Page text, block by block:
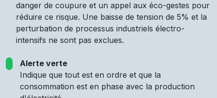
danger de coupure et un appel aux éco-gestes pour
réduire ce risque. Une baisse de tension de 5% et la
perturbation de processus industriels électro-
intensifs ne sont pas exclues.
Alerte verte
Indique que tout est en ordre et que la
consommation est en phase avec la production